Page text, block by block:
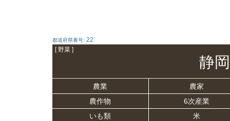
都道府県番号: 22
[ 野菜 ]
静
農業
農家
農作物
6次産業
いも類
米